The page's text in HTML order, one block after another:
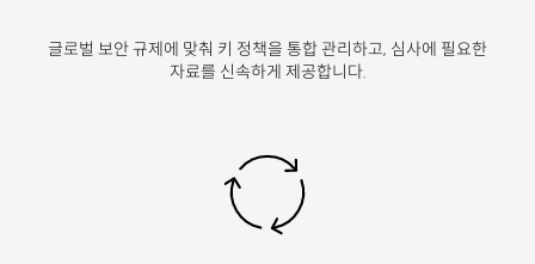
글로벌 보안 규제에 맞춰 키 정책을 통합 관리하고, 심사에 필요한
자료를 신속하게 제공합니다.